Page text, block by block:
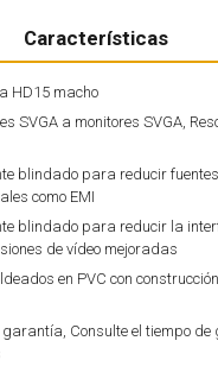
Características
HD15 macho
SVGA a monitores SVGA,
blindado para reducir
como EMI
blindado para reducir la
de vídeo mejoradas
en PVC con
garantía, Consulte el tiempo